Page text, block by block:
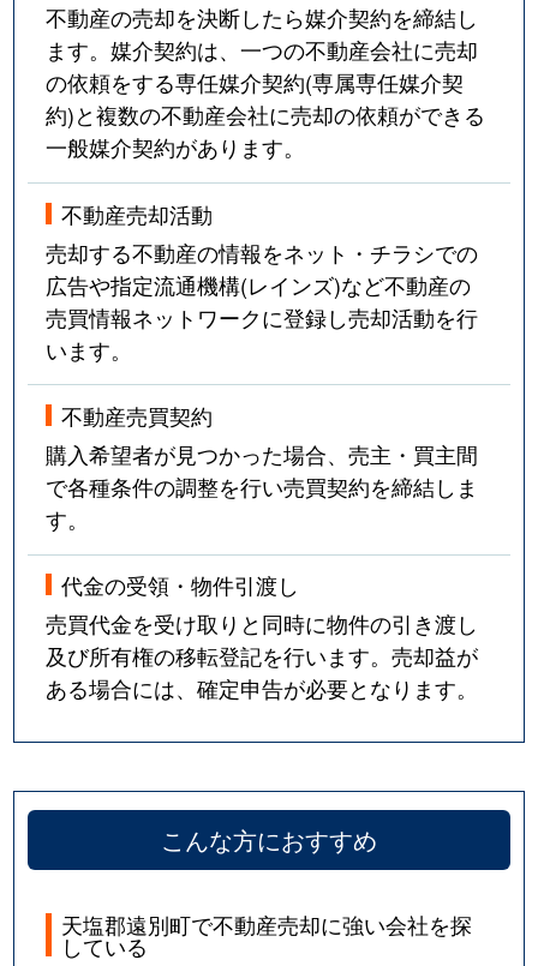
不動産の売却を決断したら媒介契約を締結し
ます。媒介契約は、一つの不動産会社に売却
の依頼をする専任媒介契約(専属専任媒介契
約)と複数の不動産会社に売却の依頼ができる
一般媒介契約があります。
不動産売却活動
売却する不動産の情報をネット・チラシでの
広告や指定流通機構(レインズ)など不動産の
売買情報ネットワークに登録し売却活動を行
います。
不動産売買契約
購入希望者が見つかった場合、売主・買主間
で各種条件の調整を行い売買契約を締結しま
す。
代金の受領・物件引渡し
売買代金を受け取りと同時に物件の引き渡し
及び所有権の移転登記を行います。売却益が
ある場合には、確定申告が必要となります。
こんな方におすすめ
天塩郡遠別町で不動産売却に強い会社を探
している